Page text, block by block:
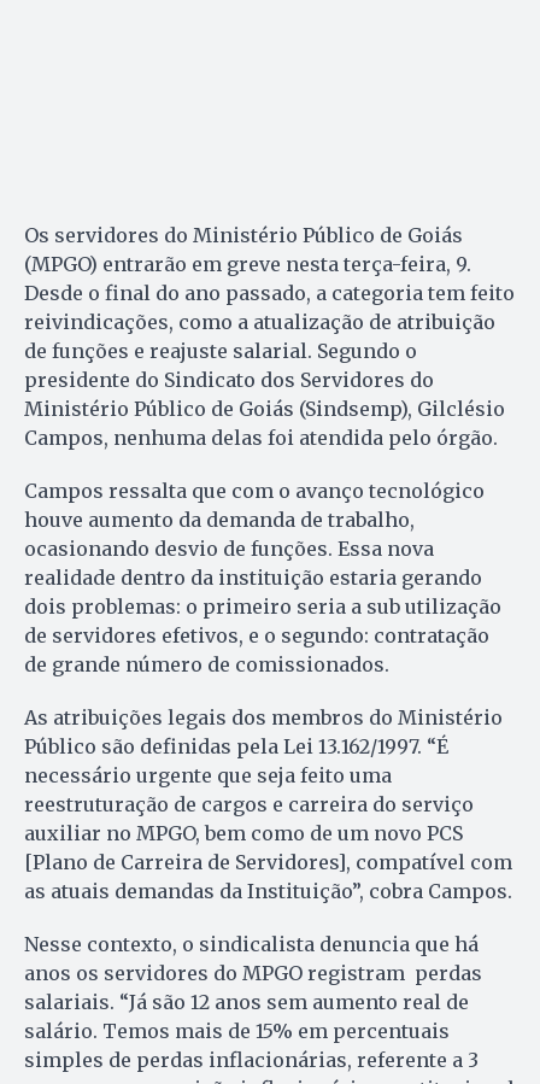
Os servidores do Ministério Público de Goiás
(MPGO) entrarão em greve nesta terça-feira, 9.
Desde o final do ano passado, a categoria tem feito
reivindicações, como a atualização de atribuição
de funções e reajuste salarial. Segundo o
presidente do Sindicato dos Servidores do
Ministério Público de Goiás (Sindsemp), Gilclésio
Campos, nenhuma delas foi atendida pelo órgão.
Campos ressalta que com o avanço tecnológico
houve aumento da demanda de trabalho,
ocasionando desvio de funções. Essa nova
realidade dentro da instituição estaria gerando
dois problemas: o primeiro seria a sub utilização
de servidores efetivos, e o segundo: contratação
de grande número de comissionados.
As atribuições legais dos membros do Ministério
Público são definidas pela Lei 13.162/1997. “É
necessário urgente que seja feito uma
reestruturação de cargos e carreira do serviço
auxiliar no MPGO, bem como de um novo PCS
[Plano de Carreira de Servidores], compatível com
as atuais demandas da Instituição”, cobra Campos.
Nesse contexto, o sindicalista denuncia que há
anos os servidores do MPGO registram perdas
salariais. “Já são 12 anos sem aumento real de
salário. Temos mais de 15% em percentuais
simples de perdas inflacionárias, referente a 3